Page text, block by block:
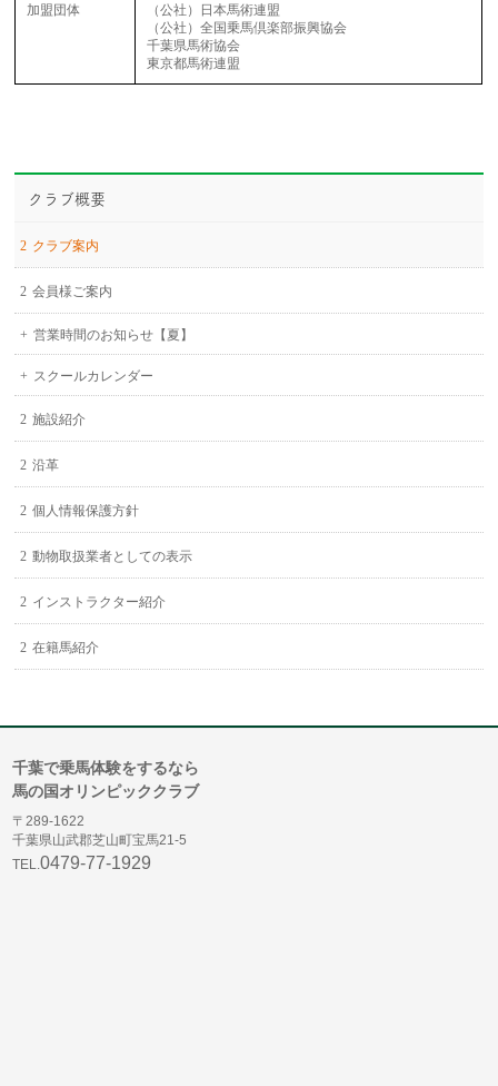
加盟団体
（公社）日本馬術連盟
（公社）全国乗馬倶楽部振興協会
千葉県馬術協会
東京都馬術連盟
クラブ概要
クラブ案内
会員様ご案内
営業時間のお知らせ【夏】
スクールカレンダー
施設紹介
沿革
個人情報保護方針
動物取扱業者としての表示
インストラクター紹介
在籍馬紹介
千葉で乗馬体験をするなら
馬の国オリンピッククラブ
〒289-1622
千葉県山武郡芝山町宝馬21-5
TEL.0479-77-1929